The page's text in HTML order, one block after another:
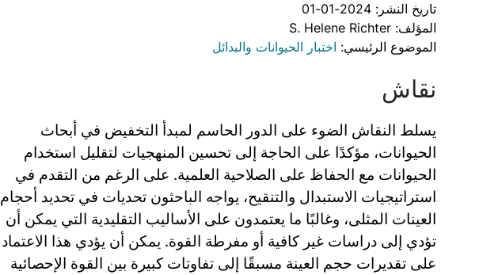
تاريخ النشر: 2024-01-01
المؤلف: S. Helene Richter
الموضوع الرئيسي: اختبار الحيوانات والبدائل
نقاش
يسلط النقاش الضوء على الدور الحاسم لمبدأ التخفيض في أبحاث
الحيوانات، مؤكدًا على الحاجة إلى تحسين المنهجيات لتقليل استخدام
الحيوانات مع الحفاظ على الصلاحية العلمية. على الرغم من التقدم في
استراتيجيات الاستبدال والتنقيح، يواجه الباحثون تحديات في تحديد أحجام
العينات المثلى، وغالبًا ما يعتمدون على الأساليب التقليدية التي يمكن أن
تؤدي إلى دراسات غير كافية أو مفرطة القوة. يمكن أن يؤدي هذا الاعتماد
على تقديرات حجم العينة مسبقًا إلى تفاوتات كبيرة بين القوة الإحصائية